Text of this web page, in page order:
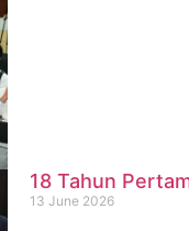
18 Tahun
13 June 2026